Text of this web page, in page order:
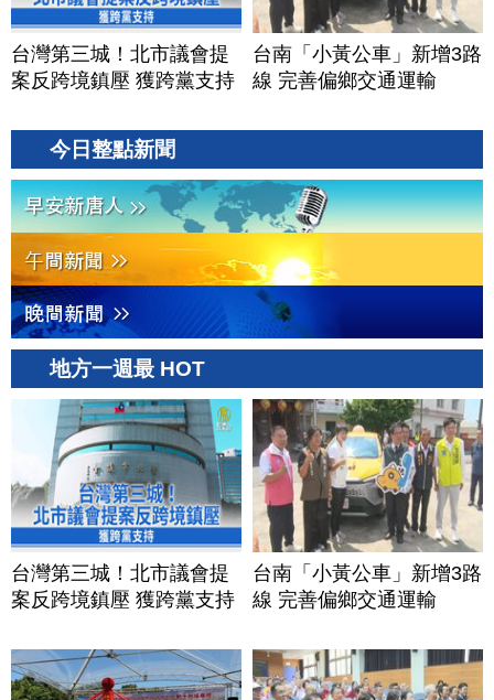
台灣第三城！北市議會提
案反跨境鎮壓 獲跨黨支持
台南「小黃公車」新增3路
線 完善偏鄉交通運輸
今日整點新聞
地方一週最 HOT
台灣第三城！北市議會提
案反跨境鎮壓 獲跨黨支持
台南「小黃公車」新增3路
線 完善偏鄉交通運輸